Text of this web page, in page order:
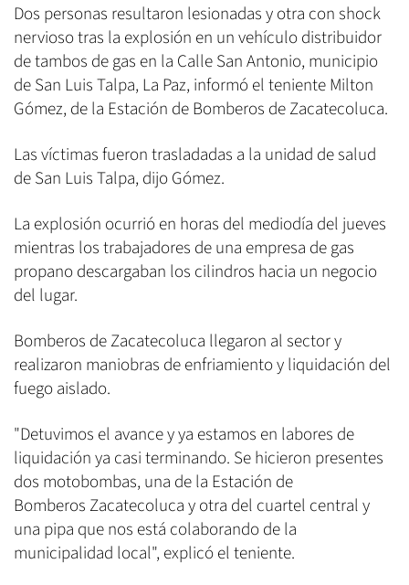
Dos personas resultaron lesionadas y otra con shock
nervioso tras la explosión en un vehículo distribuidor
de tambos de gas en la Calle San Antonio, municipio
de San Luis Talpa, La Paz, informó el teniente Milton
Gómez, de la Estación de Bomberos de Zacatecoluca.
Las víctimas fueron trasladadas a la unidad de salud
de San Luis Talpa, dijo Gómez.
La explosión ocurrió en horas del mediodía del jueves
mientras los trabajadores de una empresa de gas
propano descargaban los cilindros hacia un negocio
del lugar.
Bomberos de Zacatecoluca llegaron al sector y
realizaron maniobras de enfriamiento y liquidación del
fuego aislado.
"Detuvimos el avance y ya estamos en labores de
liquidación ya casi terminando. Se hicieron presentes
dos motobombas, una de la Estación de
Bomberos Zacatecoluca y otra del cuartel central y
una pipa que nos está colaborando de la
municipalidad local", explicó el teniente.